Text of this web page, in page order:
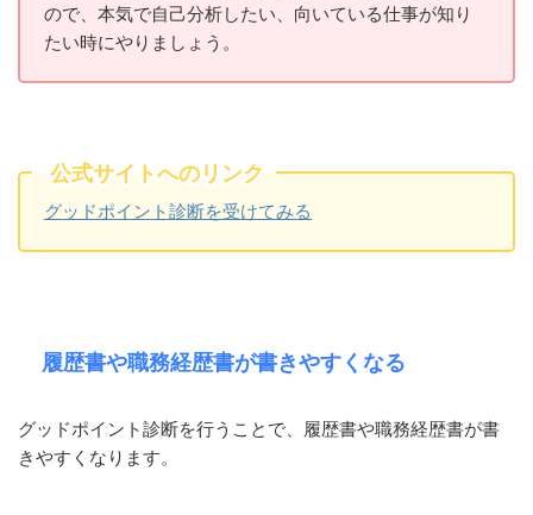
ので、本気で自己分析したい、向いている仕事が知り
たい時にやりましょう。
公式サイトへのリンク
グッドポイント診断を受けてみる
履歴書や職務経歴書が書きやすくなる
グッドポイント診断を行うことで、履歴書や職務経歴書が書
きやすくなります。